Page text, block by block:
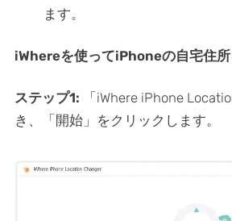
ます。
iWhereを使ってiPhoneの自宅住
ステップ1:
「iWhere iPhone
き、「開始」をクリックします。